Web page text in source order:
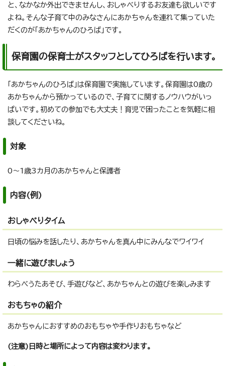
と、なかなか外出できませんし、おしゃべりするお友達も欲しいです
よね。そんな子育て中のみなさんにあかちゃんを連れて集っていた
だくのが「あかちゃんのひろば」です。
保育園の保育士がスタッフとしてひろばを行います。
「あかちゃんのひろば」は保育園で実施しています。保育園は0歳の
あかちゃんから預かっているので、子育てに関するノウハウがいっ
ぱいです。初めての参加でも大丈夫！育児で困ったことを気軽に相
談してくださいね。
対象
0～1歳3カ月のあかちゃんと保護者
内容(例)
おしゃべりタイム
日頃の悩みを話したり、あかちゃんを真ん中にみんなでワイワイ
一緒に遊びましょう
わらべうたあそび、手遊びなど、あかちゃんとの遊びを楽しみます
おもちゃの紹介
あかちゃんにおすすめのおもちゃや手作りおもちゃなど
(注意)日時と場所によって内容は変わります。